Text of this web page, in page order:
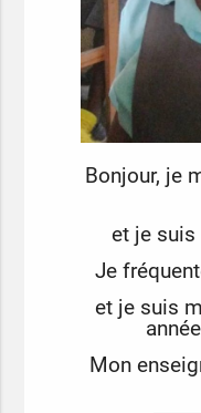
Bonjour, je
et je suis
Je
et je suis
Mon